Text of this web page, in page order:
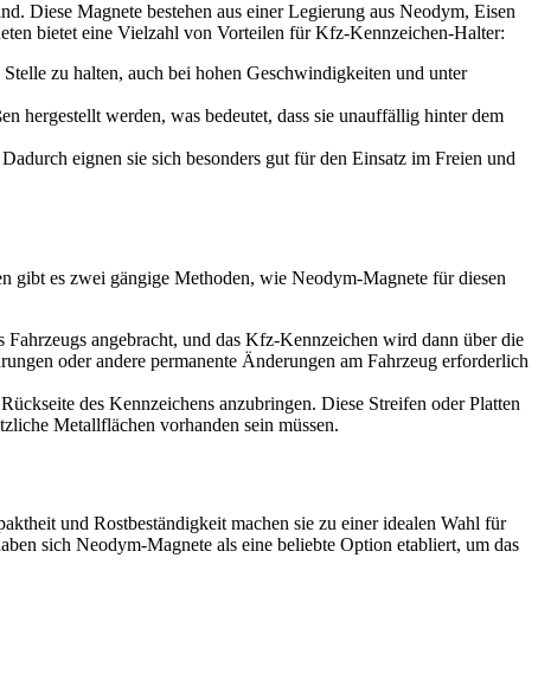
Diese Magnete bestehen aus einer Legierung aus Neodym, Eisen
bietet eine Vielzahl von Vorteilen für Kfz-Kennzeichen-Halter:
zu halten, auch bei hohen Geschwindigkeiten und unter
hergestellt werden, was bedeutet, dass sie unauffällig hinter dem
eignen sie sich besonders gut für den Einsatz im Freien und
gibt es zwei gängige Methoden, wie Neodym-Magnete für diesen
angebracht, und das Kfz-Kennzeichen wird dann über die
oder andere permanente Änderungen am Fahrzeug erforderlich
des Kennzeichens anzubringen. Diese Streifen oder Platten
Metallflächen vorhanden sein müssen.
und Rostbeständigkeit machen sie zu einer idealen Wahl für
sich Neodym-Magnete als eine beliebte Option etabliert, um das